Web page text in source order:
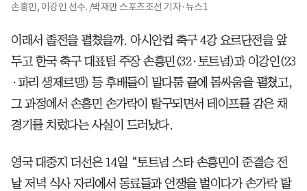
손흥민, 이강인 선수. /박재만 스포츠조선 기자·뉴스1
이래서 졸전을 펼쳤을까. 아시안컵 축구 4강 요르단전을 앞
두고 한국 축구 대표팀 주장 손흥민(32·토트넘)과 이강인(23
·파리 생제르맹) 등 후배들이 말다툼 끝에 몸싸움을 펼쳤고,
그 과정에서 손흥민 손가락이 탈구되면서 테이프를 감은 채
경기를 치렀다는 사실이 드러났다.
영국 대중지 더선은 14일 “토트넘 스타 손흥민이 준결승 전
날 저녁 식사 자리에서 동료들과 언쟁을 벌이다가 손가락 탈